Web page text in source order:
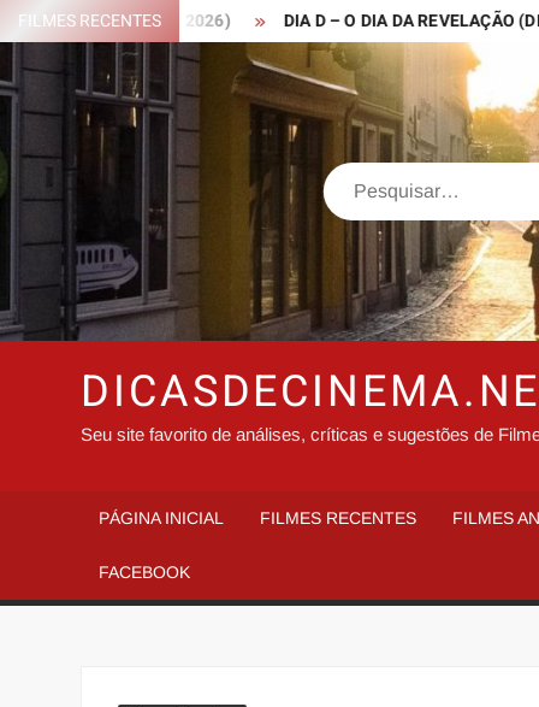
Skip
to
content
FILMES RECENTES
HOOD – 2026) DIA D – O DIA DA REVELAÇÃO
Search
Seu site favorito de análises, críticas e sugestões de
PÁGINA INICIAL FILMES RECENTES FILMES
FACEBOOK